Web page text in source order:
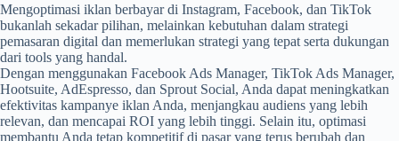
Mengoptimasi iklan berbayar di Instagram, Facebook, dan TikTok
bukanlah sekadar pilihan, melainkan kebutuhan dalam strategi
pemasaran digital dan memerlukan strategi yang tepat serta dukungan
dari tools yang handal.
Dengan menggunakan Facebook Ads Manager, TikTok Ads Manager,
Hootsuite, AdEspresso, dan Sprout Social, Anda dapat meningkatkan
efektivitas kampanye iklan Anda, menjangkau audiens yang lebih
relevan, dan mencapai ROI yang lebih tinggi. Selain itu, optimasi
membantu Anda tetap kompetitif di pasar yang terus berubah dan